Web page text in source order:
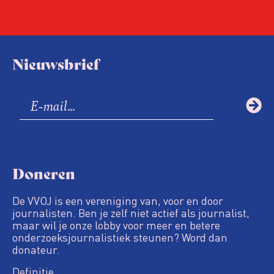
Nieuwsbrief
Doneren
De VVOJ is een vereniging van, voor en door
journalisten. Ben je zelf niet actief als journalist,
maar wil je onze lobby voor meer en betere
onderzoeksjournalistiek steunen? Word dan
donateur.
Definitie